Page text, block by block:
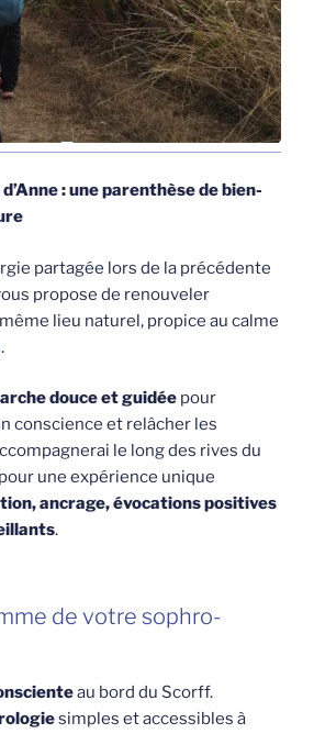
: une parenthèse de bien-
partagée lors de la précédente
propose de renouveler
lieu naturel, propice au calme
douce et guidée pour
conscience et relâcher les
le long des rives du
une expérience unique
ancrage, évocations positives
.
de votre sophro-
au bord du Scorff.
simples et accessibles à